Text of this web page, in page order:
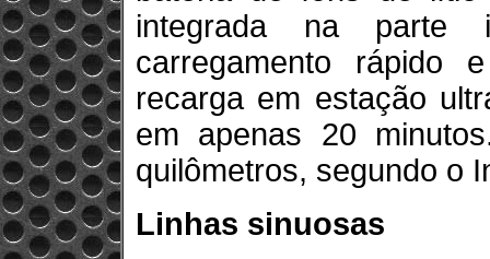
integrada na parte
carregamento rápido
recarga em estação
em apenas 20
quilômetros, segundo o
Linhas sinuosas